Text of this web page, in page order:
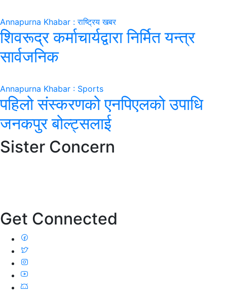
Annapurna Khabar : राष्ट्रिय खबर
शिवरूद्र कर्माचार्यद्वारा निर्मित यन्त्र
सार्वजनिक
Annapurna Khabar : Sports
पहिलो संस्करणको एनपिएलको उपाधि
जनकपुर बोल्ट्सलाई
Sister Concern
Get Connected